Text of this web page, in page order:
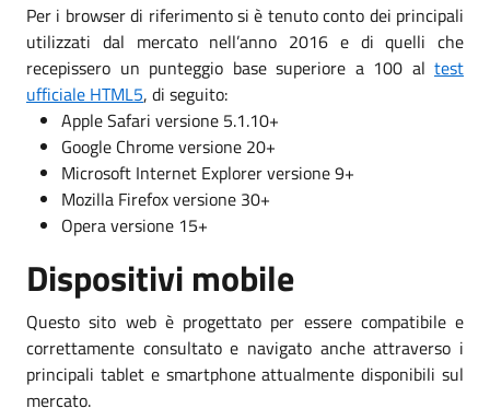
Per i browser di riferimento si è tenuto conto dei principali
utilizzati dal mercato nell’anno 2016 e di quelli che
recepissero un punteggio base superiore a 100 al test
ufficiale HTML5, di seguito:
Apple Safari versione 5.1.10+
Google Chrome versione 20+
Microsoft Internet Explorer versione 9+
Mozilla Firefox versione 30+
Opera versione 15+
Dispositivi mobile
Questo sito web è progettato per essere compatibile e
correttamente consultato e navigato anche attraverso i
principali tablet e smartphone attualmente disponibili sul
mercato.